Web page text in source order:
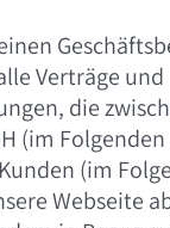
Verträge und
die
(im Folgenden
(im
Webseite